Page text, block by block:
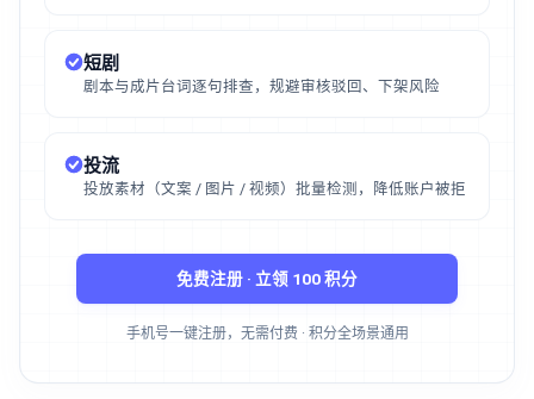
短剧
剧本与成片台词逐句排查，规避审核驳回、下架风险
投流
投放素材（文案 / 图片 / 视频）批量检测，降低账户被拒
免费注册 · 立领 100 积分
手机号一键注册，无需付费 · 积分全场景通用